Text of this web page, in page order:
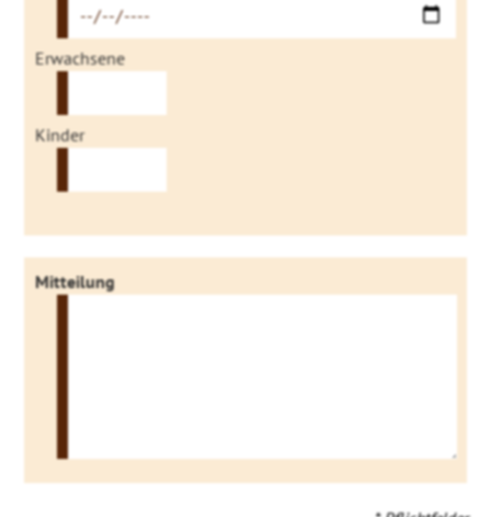
Erwachsene
Kinder
Mitteilung